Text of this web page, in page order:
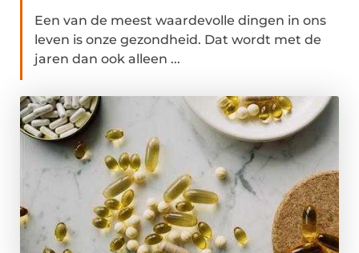
Een van de meest waardevolle dingen in ons
leven is onze gezondheid. Dat wordt met de
jaren dan ook alleen ...